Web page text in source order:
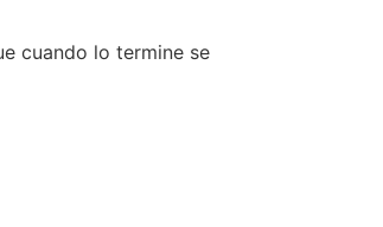
cuando lo termine se